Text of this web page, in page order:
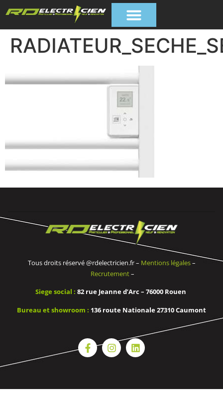
Tous droits réservé @rdelectricien.fr – Mentions légales–
Recrutement–
Siege social : 82 rue Jeanne d’Arc – 76000 Rouen
Bureau et showroom : 136 route Nationale 27310 Caumont